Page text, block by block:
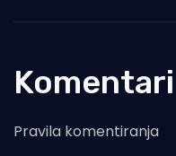
Komentari
Pravila komentiranja